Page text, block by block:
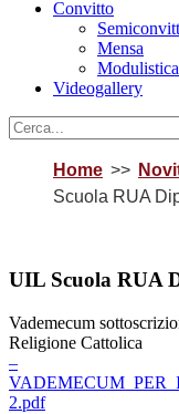
Convitto
Mensa
Videogallery
Home
Scuola RUA
UIL Scuola RUA
Vademecum
Religione Cattolica
–
2.pdf